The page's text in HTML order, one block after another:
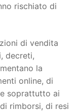
rischiato di
di vendita
decreti,
la
online, di
soprattutto ai
rimborsi, di resi